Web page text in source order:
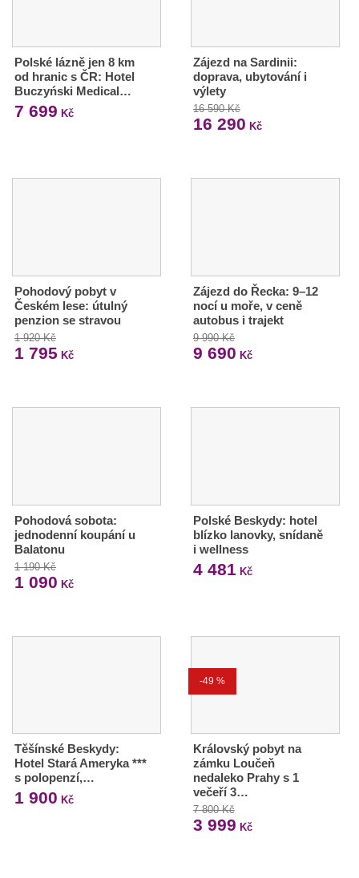
Polské lázně jen 8 km
od hranic s ČR: Hotel
Buczyński Medical…
7 699 Kč
Zájezd na Sardinii:
doprava, ubytování i
výlety
16 590 Kč
16 290 Kč
Pohodový pobyt v
Českém lese: útulný
penzion se stravou
1 920 Kč
1 795 Kč
Zájezd do Řecka: 9–12
nocí u moře, v ceně
autobus i trajekt
9 990 Kč
9 690 Kč
Pohodová sobota:
jednodenní koupání u
Balatonu
1 190 Kč
1 090 Kč
Polské Beskydy: hotel
blízko lanovky, snídaně
i wellness
4 481 Kč
Těšínské Beskydy:
Hotel Stará Ameryka ***
s polopenzí,…
1 900 Kč
-49 %
Královský pobyt na
zámku Loučeň
nedaleko Prahy s 1
večeří 3…
7 800 Kč
3 999 Kč